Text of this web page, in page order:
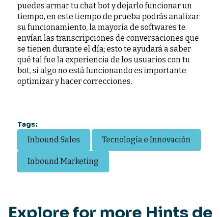
puedes armar tu chat bot y dejarlo funcionar un
tiempo, en este tiempo de prueba podrás analizar
su funcionamiento, la mayoría de softwares te
envían las transcripciones de conversaciones que
se tienen durante el día; esto te ayudará a saber
qué tal fue la experiencia de los usuarios con tu
bot, si algo no está funcionando es importante
optimizar y hacer correcciones.
Tags:
Inbound Sales Tecnología e Innovación
Inbound Marketing
Explore for more Hints de